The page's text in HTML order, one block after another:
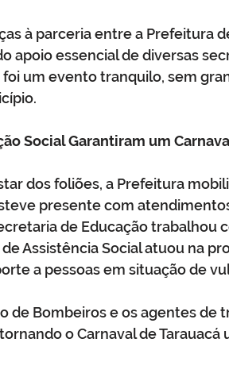
à parceria entre a Prefeitura
apoio essencial de diversas
um evento tranquilo, sem
Social Garantiram um
dos foliões, a Prefeitura
presente com
de Educação trabalhou
Assistência Social atuou na
a pessoas em situação de
de Bombeiros e os agentes de
o Carnaval de Tarauacá